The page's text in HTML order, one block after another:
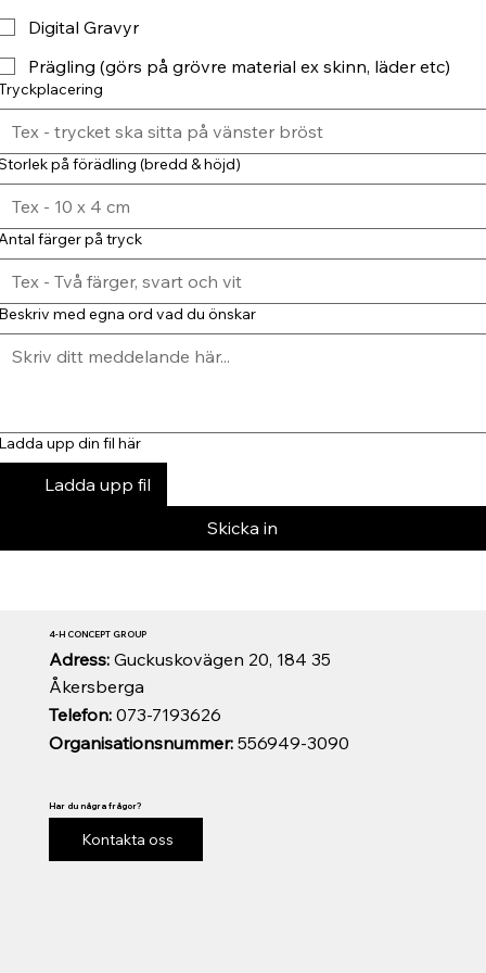
Digital Gravyr
Prägling (görs på grövre material ex skinn, läder etc)
på förädling (bredd & höjd)
färger på tryck
med egna ord vad du önskar
upp din fil här
Ladda upp fil
Skicka in
Organisationsnummer:556949-3090
Telefon:073-7193626
Adress: Guckuskovägen 20, 184 35
Åkersberga
4-H CONCEPT GROUP
Har du några frågor?
Kontakta oss